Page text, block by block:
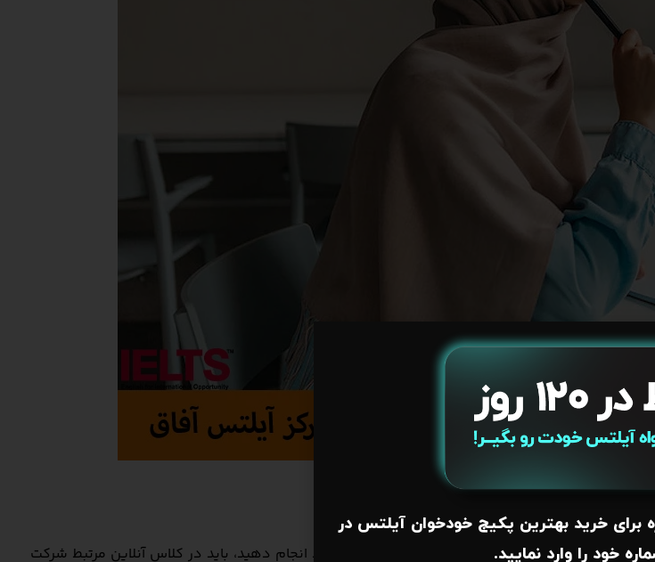
با توجه به نوع فعالیتی که قصد دارید در کشور مقصد انجام دهید، باید در کلاس آنلاین مرتبط شرکت
خرید بهترین پکیج خودخوان آیلتس در
خود را وارد نمایید.